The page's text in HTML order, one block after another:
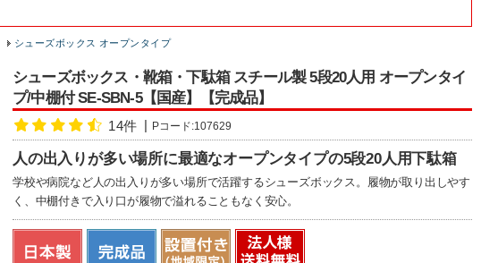
シューズボックス オープンタイプ
シューズボックス・靴箱・下駄箱 スチール製 5段20人用 オープンタイ
プ/中棚付 SE-SBN-5【国産】【完成品】
14件 Pコード:107629
人の出入りが多い場所に最適なオープンタイプの5段20人用下駄箱
学校や病院など人の出入りが多い場所で活躍するシューズボックス。履物が取り出しやす
く、中棚付きで入り口が履物で溢れることもなく安心。